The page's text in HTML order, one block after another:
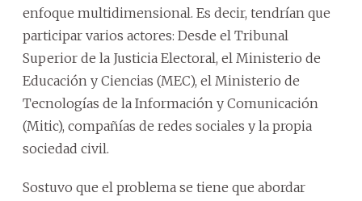
enfoque multidimensional. Es decir, tendrían que
participar varios actores: Desde el Tribunal
Superior de la Justicia Electoral, el Ministerio de
Educación y Ciencias (MEC), el Ministerio de
Tecnologías de la Información y Comunicación
(Mitic), compañías de redes sociales y la propia
sociedad civil.
Sostuvo que el problema se tiene que abordar